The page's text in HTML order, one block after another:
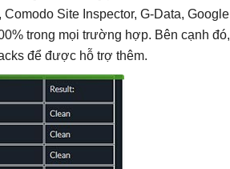
Site Inspector, G-Data, Google
trong mọi trường hợp. Bên cạnh đó,
để được hỗ trợ thêm.